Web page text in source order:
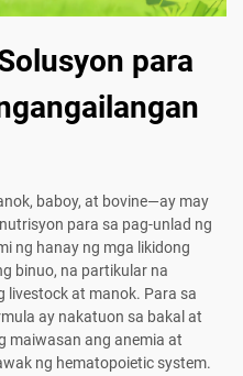
para
baboy, at bovine—ay may
para sa pag-unlad ng
ng hanay ng mga likidong
binuo, na partikular na
livestock at manok. Para sa
ay nakatuon sa bakal at
maiwasan ang anemia at
ng hematopoietic system.